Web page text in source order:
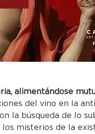
alimentándose
del vino en la
la búsqueda de lo
misterios de la